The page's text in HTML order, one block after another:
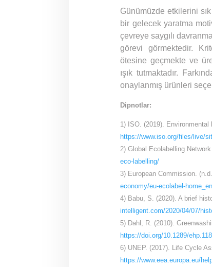
Günümüzde etkilerini
bir gelecek yaratma
çevreye saygılı
görevi görmektedir.
ötesine geçmekte ve
ışık tutmaktadır.
onaylanmış ürünleri
Dipnotlar:
1) ISO. (2019).
https://www.iso.org/files/live/
2) Global Ecolabelling
eco-labelling/
3) European Commission.
economy/eu-ecolabel-home_en
4) Babu, S. (2020). A brief
intelligent.com/2020/04/07/
5) Dahl, R. (2010).
https://doi.org/10.1289/
6) UNEP. (2017). Life Cycle
https://www.eea.europa.eu/